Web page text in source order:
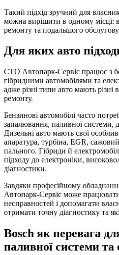
Такий підхід зручний для
можна вирішити в одному місці:
ремонту та подальшого
Для яких авто
СТО Автопарк-Сервіс працює з
гібридними автомобілями та
адже різні типи авто мають різні
ремонту.
Бензинові автомобілі часто
запалювання, паливної системи,
Дизельні авто мають свої
апаратура, турбіна, EGR,
пального. Гібриди й
підходу до електроніки,
діагностики.
Завдяки професійному
Автопарк-Сервіс може
несправностей і допомагати
отримати точну діагностику та
Bosch як перевага
паливної системи та